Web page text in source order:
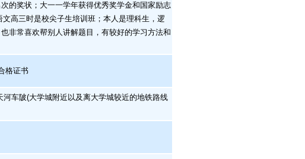
的奖状；大一一学年获得优秀奖学金和国家励志
高三时是校尖子生培训班；本人是理科生，逻
非常喜欢帮别人讲解题目，有较好的学习方法和
格证书
车陂(大学城附近以及离大学城较近的地铁路线